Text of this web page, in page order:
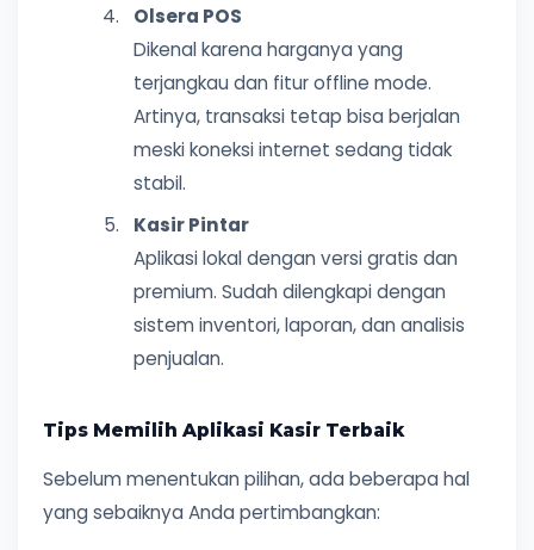
Olsera POS
Dikenal karena harganya yang
terjangkau dan fitur offline mode.
Artinya, transaksi tetap bisa berjalan
meski koneksi internet sedang tidak
stabil.
Kasir Pintar
Aplikasi lokal dengan versi gratis dan
premium. Sudah dilengkapi dengan
sistem inventori, laporan, dan analisis
penjualan.
Tips Memilih Aplikasi Kasir Terbaik
Sebelum menentukan pilihan, ada beberapa hal
yang sebaiknya Anda pertimbangkan: